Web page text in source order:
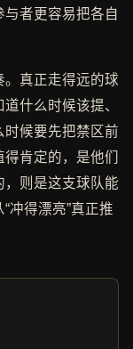
者更容易把各自
真正走得远的球
什么时候该提、
候要先把禁区前
肯定的，是他们
，则是这支球队能
冲得漂亮”真正推